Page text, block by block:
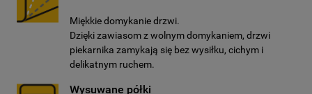
Miękkie domykanie drzwi.
Dzięki zawiasom z wolnym domykaniem, drzwi
piekarnika zamykają się bez wysiłku, cichym i
delikatnym ruchem.
Wysuwane półki